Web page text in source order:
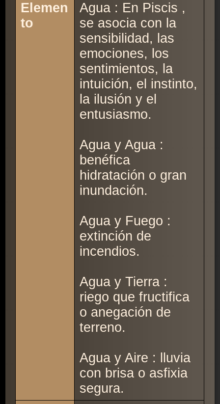
Elemen
to
Agua : En Piscis ,
se asocia con la
sensibilidad, las
emociones, los
sentimientos, la
intuición, el instinto,
la ilusión y el
entusiasmo.
Agua y Agua :
benéfica
hidratación o gran
inundación.
Agua y Fuego :
extinción de
incendios.
Agua y Tierra :
riego que fructifica
o anegación de
terreno.
Agua y Aire : lluvia
con brisa o asfixia
segura.